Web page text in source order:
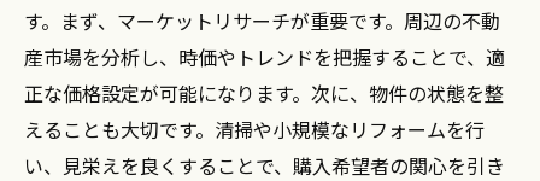
す。まず、マーケットリサーチが重要です。周辺の不動
産市場を分析し、時価やトレンドを把握することで、適
正な価格設定が可能になります。次に、物件の状態を整
えることも大切です。清掃や小規模なリフォームを行
い、見栄えを良くすることで、購入希望者の関心を引き